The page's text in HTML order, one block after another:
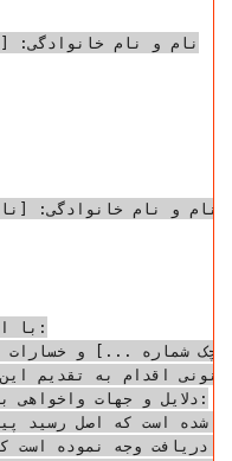
نام و نام خانوادگی:
نام و نام خانوادگی:
با